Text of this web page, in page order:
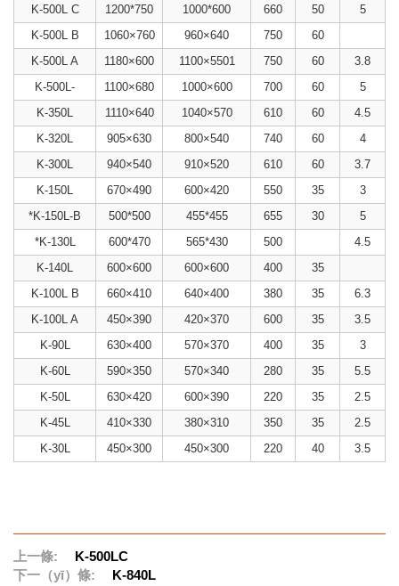
K-500L C
1200*750 1000*600 660 50
5
K-500L B
1060×760 960×640 750
60
K-500L A
1180×600 1100×5501 750 60
3.8
K-500L-
1100×680 1000×600 700 60
5
K-350L
1110×640 1040×570 610 60
4.5
K-320L
905×630 800×540 740 60
4
K-300L
940×540 910×520 610 60
3.7
K-150L
670×490 600×420 550 35
3
*K-150L-B
500*500 455*455 655 30
5
*K-130L
600*470 565*430 500
4.5
K-140L
600×600 600×600 400
35
K-100L B
660×410 640×400 380 35
6.3
K-100L A
450×390 420×370 600 35
3.5
K-90L
630×400 570×370 400 35
3
K-60L
590×350 570×340 280 35
5.5
K-50L
630×420 600×390 220 35
2.5
K-45L
410×330 380×310 350 35
2.5
K-30L
450×300 450×300 220 40 3.5
上一條:
K-500LC
下一（yī）條:
K-840L